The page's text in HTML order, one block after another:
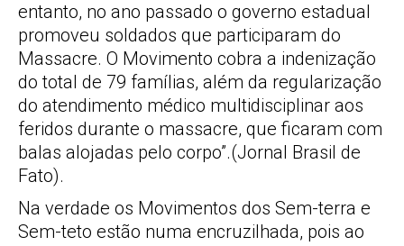
entanto, no ano passado o governo estadual
promoveu soldados que participaram do
Massacre. O Movimento cobra a indenização
do total de 79 famílias, além da regularização
do atendimento médico multidisciplinar aos
feridos durante o massacre, que ficaram com
balas alojadas pelo corpo”.(Jornal Brasil de
Fato).
Na verdade os Movimentos dos Sem-terra e
Sem-teto estão numa encruzilhada, pois ao